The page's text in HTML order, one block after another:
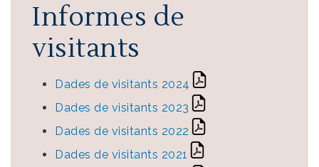
Informes de
visitants
Dades de visitants 2024
Dades de visitants 2023
Dades de visitants 2022
Dades de visitants 2021